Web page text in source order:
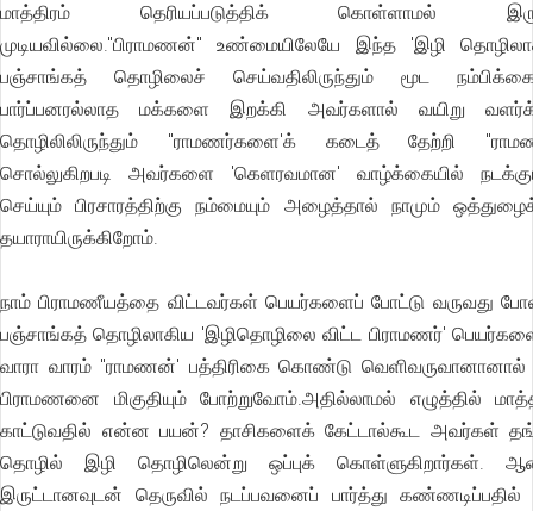
மாத்திரம் தெரியப்படுத்திக் கொள்ளாமல்
முடியவில்லை."பிராமணன்" உண்மையிலேயே இந்த 'இழி
பஞ்சாங்கத் தொழிலைச் செய்வதிலிருந்தும் மூட
பார்ப்பனரல்லாத மக்களை இறக்கி அவர்களால் வயிறு
தொழிலிலிருந்தும் "ராமணர்களை'க் கடைத் தேற்றி
சொல்லுகிறபடி அவர்களை 'கெளரவமான' வாழ்க்கையில்
செய்யும் பிரசாரத்திற்கு நம்மையும் அழைத்தால் நாமும்
தயாராயிருக்கிறோம்.
நாம் பிராமணீயத்தை விட்டவர்கள் பெயர்களைப் போட்டு வருவது
பஞ்சாங்கத் தொழிலாகிய 'இழிதொழிலை விட்ட பிராமணர்'
வாரா வாரம் "ராமணன்' பத்திரிகை கொண்டு வெளிவருவானானால்
பிராமணனை மிகுதியும் போற்றுவோம்.அதில்லாமல் எழுத்தில்
காட்டுவதில் என்ன பயன்? தாசிகளைக் கேட்டால்கூட அவர்கள்
தொழில் இழி தொழிலென்று ஒப்புக் கொள்ளுகிறார்கள்.
இருட்டானவுடன் தெருவில் நடப்பவனைப் பார்த்து கண்ணடிப்பதில்